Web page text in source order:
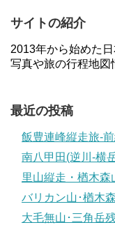
サイトの紹介
2013年から始めた
写真や旅の行程地図
最近の投稿
飯豊連峰縦走旅-
南八甲田(逆川-横
里山縦走・楢木森
バリカン山･楢木
大毛無山･三角岳